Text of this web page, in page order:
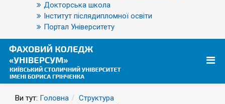
Докторська школа
Інститут післядипломної освіти
Портал Університету
Ви тут: Головна
Структура